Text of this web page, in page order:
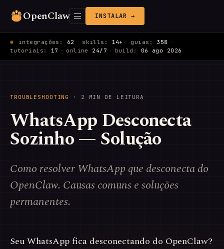
OpenClaw INSTALAR →
integrações: 62 · skills: 14+ · guias: 358 ·
tutoriais: 17 · online 24/7 · build: 06 ago 2026
TROUBLESHOOTING · 2 MIN DE LEITURA
WhatsApp Desconecta
Sozinho — Solução
Como resolver WhatsApp que desconecta do
OpenClaw. Causas comuns e soluções
permanentes.
Seu WhatsApp fica desconectando do OpenClaw?